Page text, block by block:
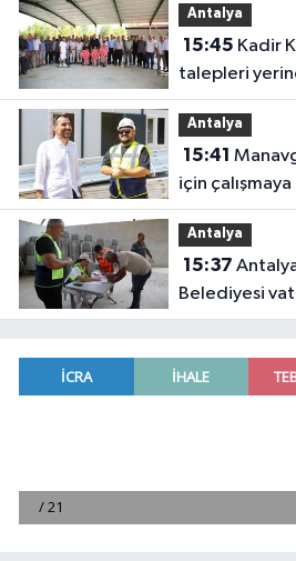
Antalya
15:45
talepleri
Antalya
15:41
için
Antalya
15:37
Belediyesi
gününde